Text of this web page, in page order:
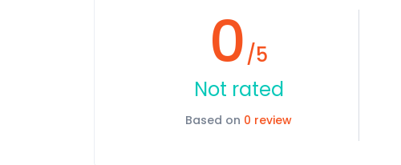
0/5
Not rated
Based on 0 review